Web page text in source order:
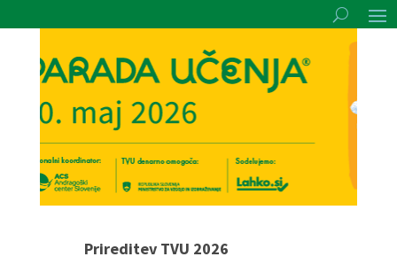
Prireditev TVU 2026